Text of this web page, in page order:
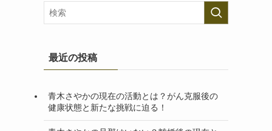
最近の投稿
青木さやかの現在の活動とは？がん克服後の
健康状態と新たな挑戦に迫る！